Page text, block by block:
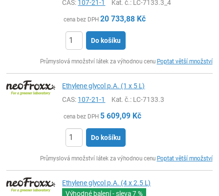
CAS: 107-21-1 Kat. č.: LC-7133.3_4
cena bez DPH 20 733,88 Kč
Do košíku
Průmyslová množství látek za výhodnou cenu Poptat větší množství
Ethylene glycol p.A. (1 x 5 L)
CAS: 107-21-1 Kat. č.: LC-7133.3
cena bez DPH 5 609,09 Kč
Do košíku
Průmyslová množství látek za výhodnou cenu Poptat větší množství
Ethylene glycol p.A. (4 x 2.5 L)
Výhodné balení - sleva7 %